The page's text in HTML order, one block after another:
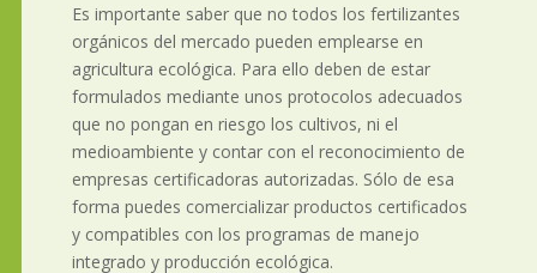
Es importante saber que no todos los fertilizantes
orgánicos del mercado pueden emplearse en
agricultura ecológica. Para ello deben de estar
formulados mediante unos protocolos adecuados
que no pongan en riesgo los cultivos, ni el
medioambiente y contar con el reconocimiento de
empresas certificadoras autorizadas. Sólo de esa
forma puedes comercializar productos certificados
y compatibles con los programas de manejo
integrado y producción ecológica.